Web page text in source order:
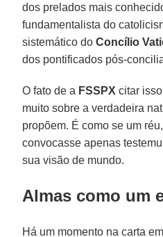
dos prelados mais
fundamentalista do
sistemático doConcílio
dos pontificados pós-
O fato de a FSSPX citar
muito sobre a verdadeira
propõem. É como se um
convocasse apenas
sua visão de mundo.
Almas como um
Há um momento na carta